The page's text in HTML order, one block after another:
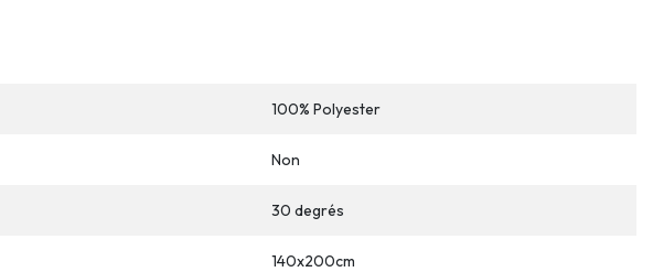
100% Polyester
Non
30 degrés
140x200cm